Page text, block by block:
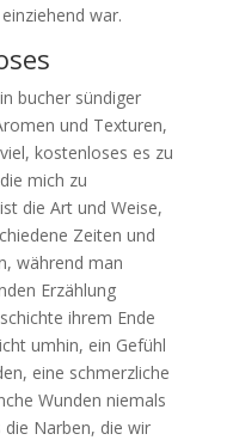
war.
bucher sündiger
und Texturen,
kostenloses es zu
mich zu
die Art und Weise,
Zeiten und
während man
Erzählung
ihrem Ende
umhin, ein Gefühl
eine schmerzliche
Wunden niemals
Narben, die wir